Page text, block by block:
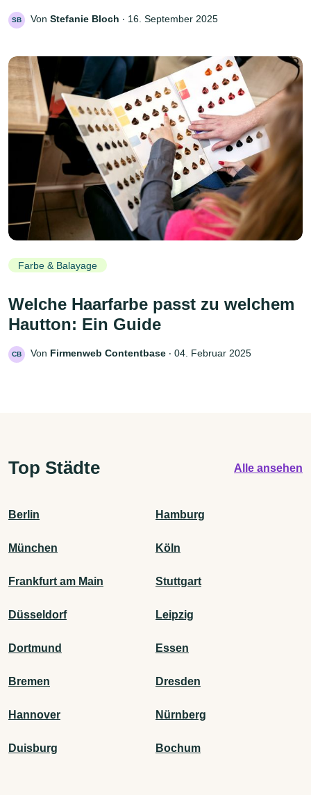
SB Von Stefanie Bloch ‧ 16. September 2025
Farbe & Balayage
Welche Haarfarbe passt zu welchem
Hautton: Ein Guide
CB Von Firmenweb Contentbase ‧ 04. Februar 2025
Top Städte Alle ansehen
Berlin Hamburg
München Köln
Frankfurt am Main Stuttgart
Düsseldorf Leipzig
Dortmund Essen
Bremen Dresden
Hannover Nürnberg
Duisburg Bochum